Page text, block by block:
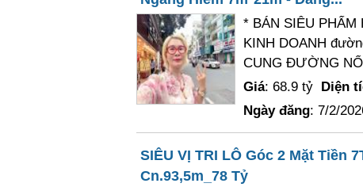
* BÁN SIÊU PHẨM
KINH DOANH
CUNG ĐƯỜNG
Giá: 68.9 tỷ Diện
Ngày đăng: 7/2/
SIÊU VỊ TRI LÔ Góc 2 Mặt Tiền
Cn.93,5m_78 Tỷ